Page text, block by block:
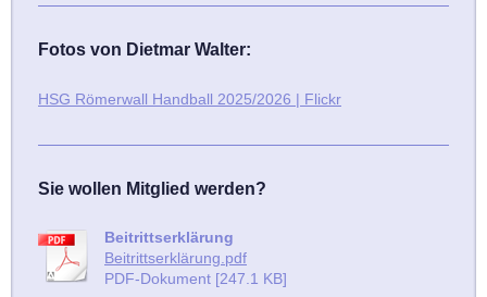
Fotos von Dietmar Walter:
HSG Römerwall Handball 2025/2026 | Flickr
Sie wollen Mitglied werden?
Beitrittserklärung
Beitrittserklärung.pdf
PDF-Dokument [247.1 KB]